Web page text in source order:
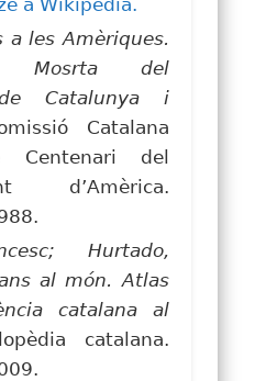
a les Amèriques.
Mosrta del
Catalunya i
Catalana
Centenari del
d’Amèrica.
Hurtado,
al món. Atlas
catalana al
catalana.